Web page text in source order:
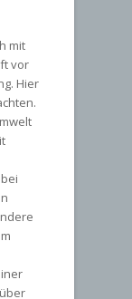
mit
vor
Hier